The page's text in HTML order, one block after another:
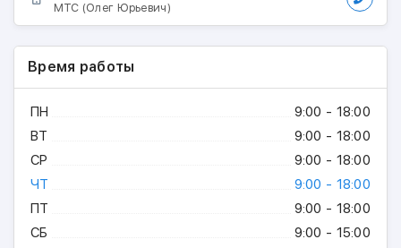
МТС (Олег Юрьевич)
Время работы
ПН
9:00 - 18:00
ВТ
9:00 - 18:00
СР
9:00 - 18:00
ЧТ
9:00 - 18:00
ПТ
9:00 - 18:00
СБ
9:00 - 15:00